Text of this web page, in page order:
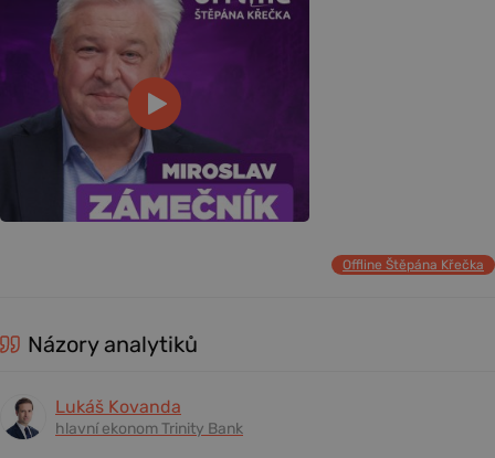
Offline Štěpána Křečka
Názory analytiků
Lukáš Kovanda
hlavní ekonom Trinity Bank